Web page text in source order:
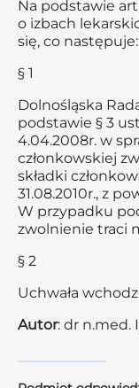
Na podstawie
o izbach
się, co następuje:
§ 1
Dolnośląska
podstawie § 3
4.04.2008r. w
członkowskiej
składki
31.08.2010r., z
W przypadku
zwolnienie traci
§ 2
Uchwała
Autor: dr n.med.